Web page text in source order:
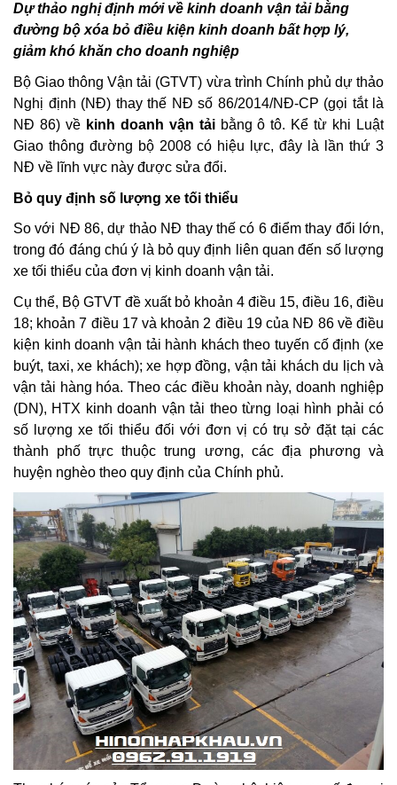
Dự thảo nghị định mới về kinh doanh vận tải bằng
đường bộ xóa bỏ điều kiện kinh doanh bất hợp lý,
giảm khó khăn cho doanh nghiệp
Bộ Giao thông Vận tải (GTVT) vừa trình Chính phủ dự thảo
Nghị định (NĐ) thay thế NĐ số 86/2014/NĐ-CP (gọi tắt là
NĐ 86) về kinh doanh vận tải bằng ô tô. Kể từ khi Luật
Giao thông đường bộ 2008 có hiệu lực, đây là lần thứ 3
NĐ về lĩnh vực này được sửa đổi.
Bỏ quy định số lượng xe tối thiểu
So với NĐ 86, dự thảo NĐ thay thế có 6 điểm thay đổi lớn,
trong đó đáng chú ý là bỏ quy định liên quan đến số lượng
xe tối thiểu của đơn vị kinh doanh vận tải.
Cụ thể, Bộ GTVT đề xuất bỏ khoản 4 điều 15, điều 16, điều
18; khoản 7 điều 17 và khoản 2 điều 19 của NĐ 86 về điều
kiện kinh doanh vận tải hành khách theo tuyến cố định (xe
buýt, taxi, xe khách); xe hợp đồng, vận tải khách du lịch và
vận tải hàng hóa. Theo các điều khoản này, doanh nghiệp
(DN), HTX kinh doanh vận tải theo từng loại hình phải có
số lượng xe tối thiểu đối với đơn vị có trụ sở đặt tại các
thành phố trực thuộc trung ương, các địa phương và
huyện nghèo theo quy định của Chính phủ.